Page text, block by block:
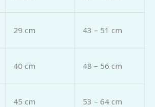
29 cm 43 – 51 cm
40 cm 48 – 56 cm
45 cm 53 – 64 cm